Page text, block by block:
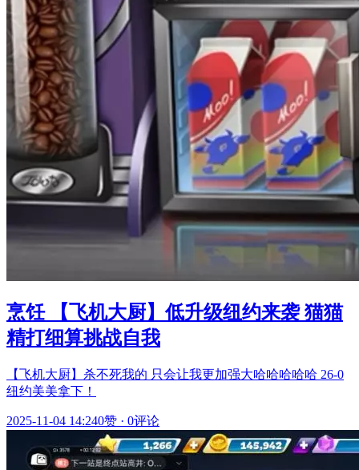
烹饪 【飞机大厨】低升级纽约来袭 猫猫
精打细算挑战自我
【飞机大厨】杀不死我的 只会让我更加强大哈哈哈哈哈 26-0
纽约美美拿下！
2025-11-04 14:240赞 · 0评论